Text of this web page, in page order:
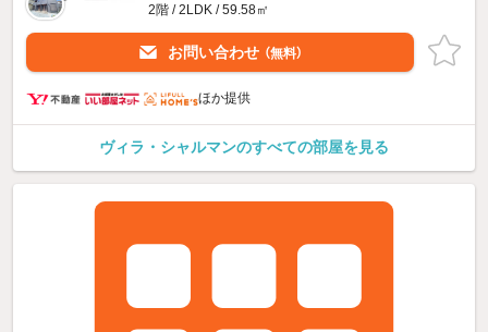
2階 / 2LDK / 59.58㎡
お問い合わせ （無料）
ほか提供
ヴィラ・シャルマンのすべての部屋を見る